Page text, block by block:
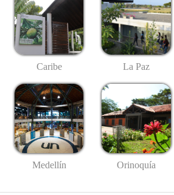
Caribe La Paz
Medellín Orinoquía